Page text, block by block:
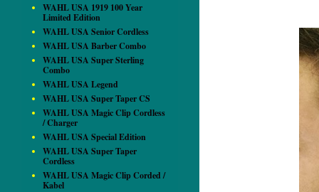
WAHL USA 1919 100 Year
Limited Edition
WAHL USA Senior Cordless
WAHL USA Barber Combo
WAHL USA Super Sterling
Combo
WAHL USA Legend
WAHL USA Super Taper CS
WAHL USA Magic Clip Cordless
/ Charger
WAHL USA Special Edition
WAHL USA Super Taper
Cordless
WAHL USA Magic Clip Corded /
Kabel